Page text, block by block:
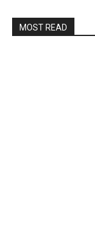
MOST READ